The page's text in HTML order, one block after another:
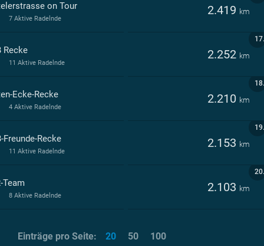
on Tour 2.419 km
7 Aktive Radelnde
17.
Recke 2.252 km
11 Aktive Radelnde
18.
Ecke-Recke 2.210 km
4 Aktive Radelnde
19.
Freunde-Recke 2.153 km
11 Aktive Radelnde
20.
Team 2.103 km
8 Aktive Radelnde
Einträge pro Seite: 20 50 100